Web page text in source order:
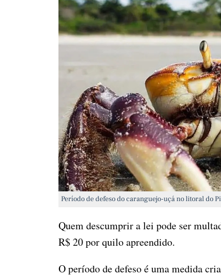
Período de defeso do caranguejo-uçá no litoral do
Quem descumprir a lei pode ser
R$ 20 por quilo apreendido.
O período de defeso é uma medida